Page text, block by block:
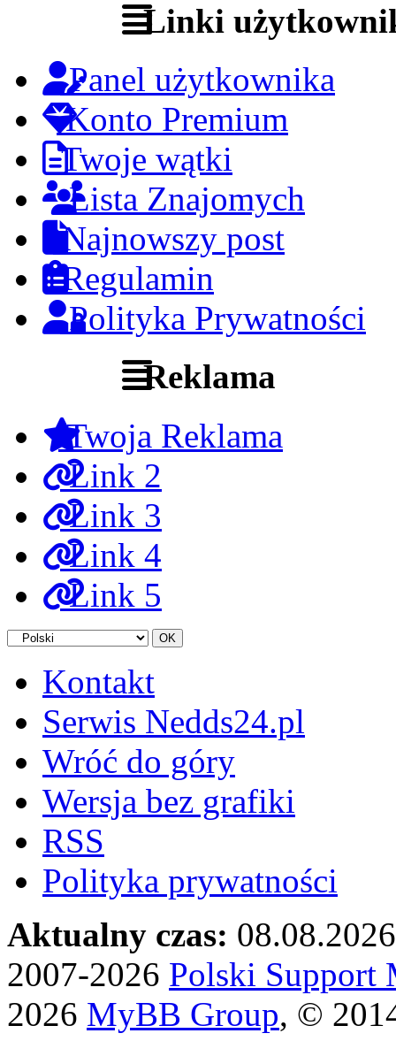
Linki
Panel użytkownika
Konto Premium
Twoje wątki
Lista Znajomych
Najnowszy post
Regulamin
Polityka Prywatności
Reklama
Twoja Reklama
Link 2
Link 3
Link 4
Link 5
Kontakt
Serwis Nedds24.pl
Wróć do góry
Wersja bez grafiki
RSS
Polityka prywatności
Aktualny czas:
2007-2026 Polski Support
2026 MyBB Group, ©